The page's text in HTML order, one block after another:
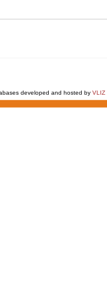
developed and hosted by VLIZ